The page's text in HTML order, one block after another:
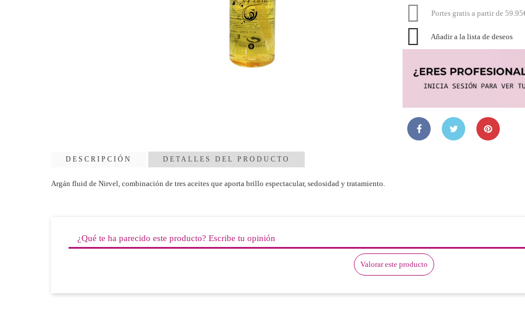
 Portes gratis a partir de
 Añadir a la lista de deseos
DESCRIPCIÓN DETALLES DEL PRODUCTO
Argán fluid de Nirvel, combinación de tres aceites que aporta brillo espectacular, sedosidad y tratamiento.
¿Qué te ha parecido este producto? Escribe tu opinión
Valorar este producto